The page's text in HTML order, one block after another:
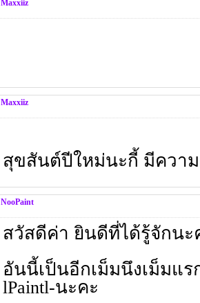
Maxxiiz
Maxxiiz
สุขสันต์ปีใหม่นะกี้ มีควา
NooPaint
สวัสดีค่า ยินดีที่ได้รู้จักนะ
อันนี้เป็นอีกเม็มนึงเม็มแรก
lPaintl-นะคะ